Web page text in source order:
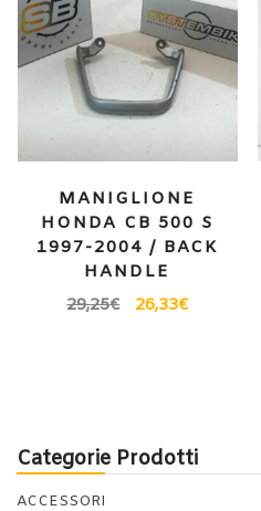
MANIGLIONE
HONDA CB 500 S
1997-2004 / BACK
HANDLE
29,25€ 26,33€
Categorie Prodotti
ACCESSORI